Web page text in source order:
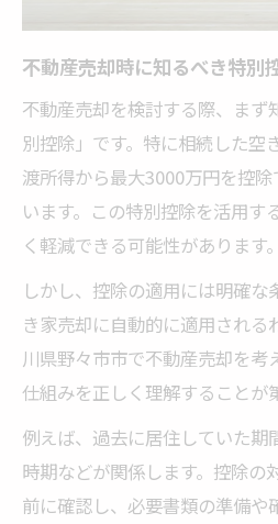
不動産売却における
う
譲渡所得が控除対象
控除要件を満たすため
特別控除を活かすための
不動産売却に必要な
空き家の3000万円控
特別控除適用に必要な
相続後の売却手続き
不動産売却時の手続
ト
不動産売却時に知るべき特別
不動産売却を検討する際、まず
別控除」です。特に相続した空
渡所得から最大3000万円を控
います。この特別控除を活用す
く軽減できる可能性があります。
しかし、控除の適用には明確な
き家売却に自動的に適用される
川県野々市市で不動産売却を考
仕組みを正しく理解することが
例えば、過去に居住していた期
時期などが関係します。控除の
前に確認し、必要書類の準備や